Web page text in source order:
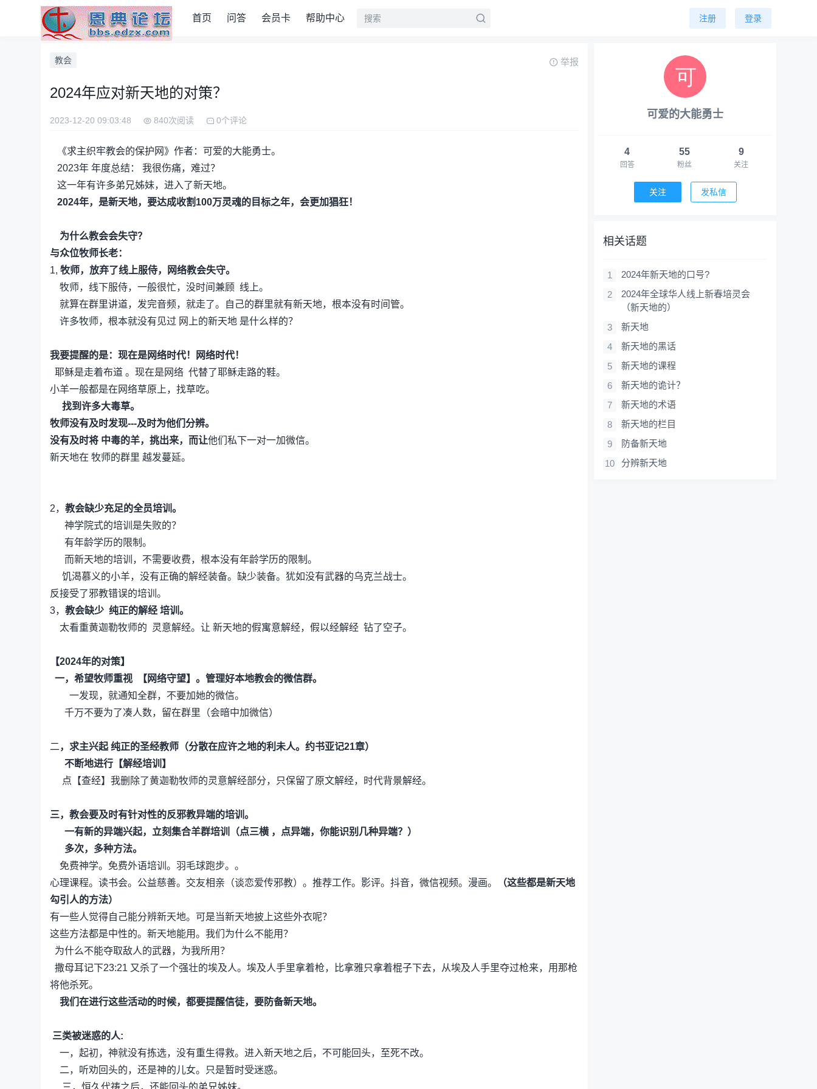
首页 问答 会员卡 帮助中心 注册 登录
教会 举报
2024年应对新天地的对策？
2023-12-20 09:03:48 840次阅读 0个评论
《求主织牢教会的保护网》作者：可爱的大能勇士。
2023年 年度总结： 我很伤痛，难过？
这一年有许多弟兄姊妹，进入了新天地。
2024年，是新天地，要达成收割100万灵魂的目标之年，会更加猖狂！
为什么教会会失守？
与众位牧师长老：
1, 牧师，放弃了线上服侍，网络教会失守。
牧师，线下服侍，一般很忙，没时间兼顾 线上。
就算在群里讲道，发完音频，就走了。自己的群里就有新天地，根本没有时间管。
许多牧师，根本就没有见过 网上的新天地 是什么样的？
我要提醒的是：现在是网络时代！网络时代！
耶稣是走着布道 。现在是网络 代替了耶稣走路的鞋。
小羊一般都是在网络草原上，找草吃。
找到许多大毒草。
牧师没有及时发现---及时为他们分辨。
没有及时将 中毒的羊，挑出来，而让他们私下一对一加微信。
新天地在 牧师的群里 越发蔓延。
2， 教会缺少充足的全员培训。
神学院式的培训是失败的？
有年龄学历的限制。
而新天地的培训，不需要收费，根本没有年龄学历的限制。
饥渴慕义的小羊，没有正确的解经装备。缺少装备。犹如没有武器的乌克兰战士。
反接受了邪教错误的培训。
3， 教会缺少 纯正的解经 培训。
太看重黄迦勒牧师的 灵意解经。让 新天地的假寓意解经，假以经解经 钻了空子。
【2024年的对策】
一，希望牧师重视 【网络守望】。管理好本地教会的微信群。
一发现，就通知全群，不要加她的微信。
千万不要为了凑人数，留在群里（会暗中加微信）
二，求主兴起 纯正的圣经教师（分散在应许之地的利未人。约书亚记21章）
不断地进行【解经培训】
点【查经】我删除了黄迦勒牧师的灵意解经部分，只保留了原文解经，时代背景解经。
三，教会要及时有针对性的反邪教异端的培训。
一有新的异端兴起，立刻集合羊群培训（点三横 ，点异端，你能识别几种异端？）
多次，多种方法。
免费神学。免费外语培训。羽毛球跑步。。
心理课程。读书会。公益慈善。交友相亲（谈恋爱传邪教）。推荐工作。影评。抖音，微信视频。漫画。
（这些都是新天地
勾引人的方法）
有一些人觉得自己能分辨新天地。可是当新天地披上这些外衣呢？
这些方法都是中性的。新天地能用。我们为什么不能用？
为什么不能夺取敌人的武器，为我所用？
撒母耳记下23:21 又杀了一个强壮的埃及人。埃及人手里拿着枪，比拿雅只拿着棍子下去，从埃及人手里夺过枪来，用那枪
将他杀死。
我们在进行这些活动的时候，都要提醒信徒，要防备新天地。
三类被迷惑的人:
一，起初，神就没有拣选，没有重生得救。进入新天地之后，不可能回头，至死不改。
二，听劝回头的，还是神的儿女。只是暂时受迷惑。
三，恒久代祷之后，还能回头的弟兄姊妹。
可爱的大能勇士
4
回答
55
粉丝
9
关注
关注 发私信
相关话题
2024年新天地的口号?
2024年全球华人线上新春培灵会
（新天地的）
新天地
新天地的黑话
新天地的课程
新天地的诡计？
新天地的术语
新天地的栏目
防备新天地
分辨新天地